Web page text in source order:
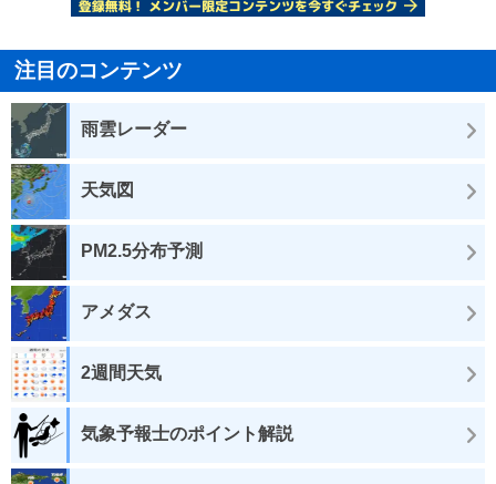
注目のコンテンツ
雨雲レーダー
天気図
PM2.5分布予測
アメダス
2週間天気
気象予報士のポイント解説